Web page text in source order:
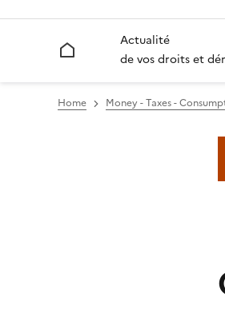
Accueil
Actualité
de vos droits et
Home Money - Taxes -